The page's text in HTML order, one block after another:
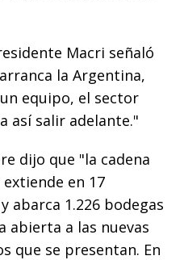
Macri señaló
la Argentina,
equipo, el sector
así salir adelante."
dijo que "la cadena
en 17
abarca 1.226 bodegas
abierta a las nuevas
que se presentan. En